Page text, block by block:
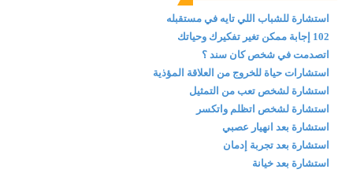
استشارة للشباب اللي تايه في مستقبله
102 إجابة ممكن تغير تفكيرك وحياتك
اتصدمت في شخص كان سند ؟
استشارات حياة للخروج من العلاقة المؤذية
استشارة لشخص تعب من التمثيل
استشارة لشخص اتظلم واتكسر
استشارة بعد انهيار عصبي
استشارة بعد تجربة إدمان
استشارة بعد خيانة